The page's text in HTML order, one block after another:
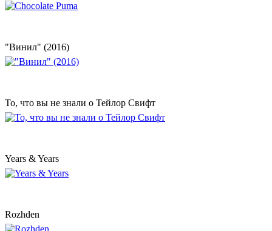
"Винил" (2016)
То, что вы не знали о Тейлор Свифт
Years & Years
Rozhden